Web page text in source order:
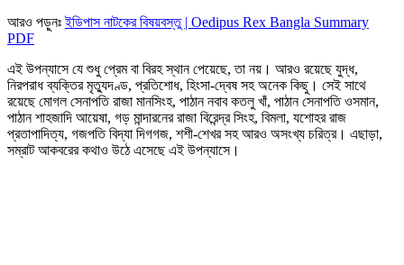
আরও পড়ুনঃইডিপাস নাটকের বিষয়বস্তু | Oedipus Rex Bangla Summary
PDF
এই উপন্যাসে যে শুধু প্রেম বা বিরহ স্থান পেয়েছে, তা নয়। আরও রয়েছে যুদ্ধ,
নিরপরাধ ব্যক্তির মৃত্যুদণ্ড, প্রতিশোধ, হিংসা-দ্বেষ সহ অনেক কিছু। সেই সাথে
রয়েছে মোগল সেনাপতি রাজা মানসিংহ, পাঠান নবাব কতলু খাঁ, পাঠান সেনাপতি ওসমান,
পাঠান শাহজাদি আয়েষা, গড় মান্দারনের রাজা বিরেন্দ্র সিংহ, বিমলা, যশোহর রাজ
প্রতাপাদিত্য, গজপতি বিদ্যা দিগগজ, শশী-শেখর সহ আরও অসংখ্য চরিত্র। এছাড়া,
সম্রাট আকবরের কথাও উঠে এসেছে এই উপন্যাসে।